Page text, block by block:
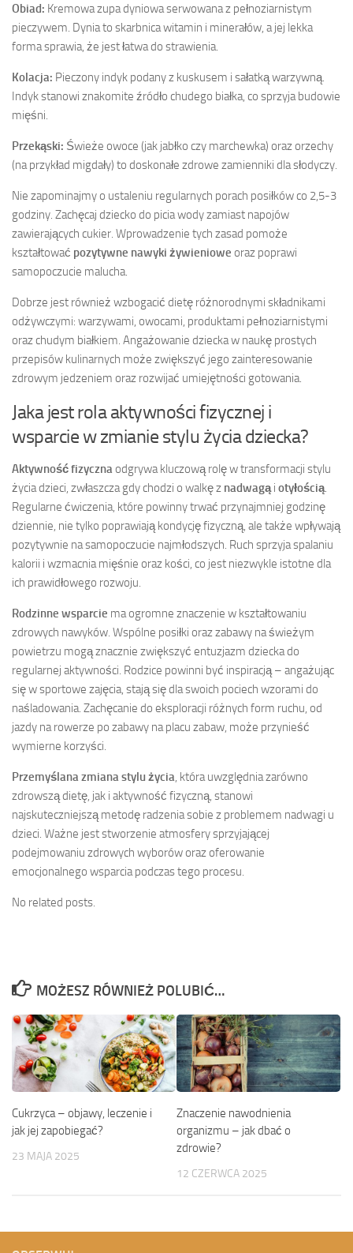
Obiad: Kremowa zupa dyniowa serwowana z pełnoziarnistym
pieczywem. Dynia to skarbnica witamin i minerałów, a jej lekka
forma sprawia, że jest łatwa do strawienia.
Kolacja: Pieczony indyk podany z kuskusem i sałatką warzywną.
Indyk stanowi znakomite źródło chudego białka, co sprzyja budowie
mięśni.
Przekąski: Świeże owoce (jak jabłko czy marchewka) oraz orzechy
(na przykład migdały) to doskonałe zdrowe zamienniki dla słodyczy.
Nie zapominajmy o ustaleniu regularnych porach posiłków co 2,5-3
godziny. Zachęcaj dziecko do picia wody zamiast napojów
zawierających cukier. Wprowadzenie tych zasad pomoże
kształtować pozytywne nawyki żywieniowe oraz poprawi
samopoczucie malucha.
Dobrze jest również wzbogacić dietę różnorodnymi składnikami
odżywczymi: warzywami, owocami, produktami pełnoziarnistymi
oraz chudym białkiem. Angażowanie dziecka w naukę prostych
przepisów kulinarnych może zwiększyć jego zainteresowanie
zdrowym jedzeniem oraz rozwijać umiejętności gotowania.
Jaka jest rola aktywności fizycznej i
wsparcie w zmianie stylu życia dziecka?
Aktywność fizycznaodgrywa kluczową rolę w transformacji stylu
życia dzieci, zwłaszcza gdy chodzi o walkę z nadwagąi otyłością.
Regularne ćwiczenia, które powinny trwać przynajmniej godzinę
dziennie, nie tylko poprawiają kondycję fizyczną, ale także wpływają
pozytywnie na samopoczucie najmłodszych. Ruch sprzyja spalaniu
kalorii i wzmacnia mięśnie oraz kości, co jest niezwykle istotne dla
ich prawidłowego rozwoju.
Rodzinne wsparcie ma ogromne znaczenie w kształtowaniu
zdrowych nawyków. Wspólne posiłki oraz zabawy na świeżym
powietrzu mogą znacznie zwiększyć entuzjazm dziecka do
regularnej aktywności. Rodzice powinni być inspiracją – angażując
się w sportowe zajęcia, stają się dla swoich pociech wzorami do
naśladowania. Zachęcanie do eksploracji różnych form ruchu, od
jazdy na rowerze po zabawy na placu zabaw, może przynieść
wymierne korzyści.
Przemyślana zmiana stylu życia, która uwzględnia zarówno
zdrowszą dietę, jak i aktywność fizyczną, stanowi
najskuteczniejszą metodę radzenia sobie z problemem nadwagi u
dzieci. Ważne jest stworzenie atmosfery sprzyjającej
podejmowaniu zdrowych wyborów oraz oferowanie
emocjonalnego wsparcia podczas tego procesu.
No related posts.
MOŻESZ RÓWNIEŻ POLUBIĆ…
Cukrzyca – objawy, leczenie i
jak jej zapobiegać?
23 MAJA 2025
Znaczenie nawodnienia
organizmu – jak dbać o
zdrowie?
12 CZERWCA 2025